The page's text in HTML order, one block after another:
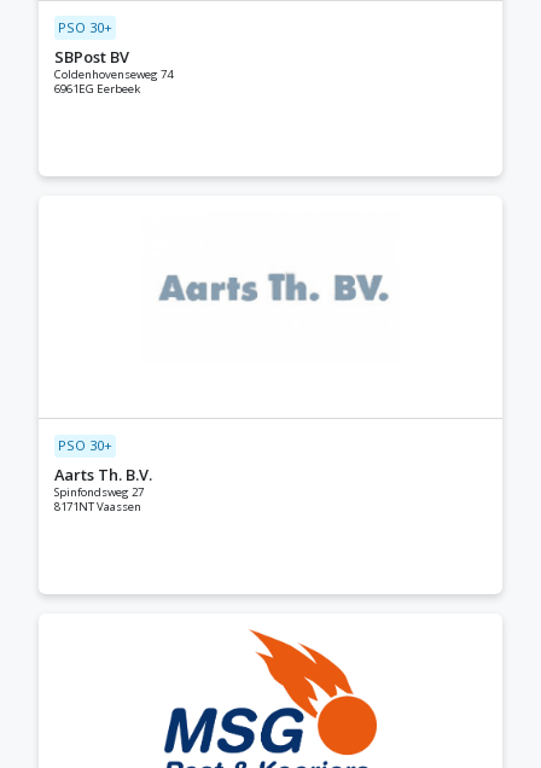
PSO 30+
SBPost BV
Coldenhovenseweg 74
6961EG Eerbeek
PSO 30+
Aarts Th. B.V.
Spinfondsweg 27
8171NT Vaassen